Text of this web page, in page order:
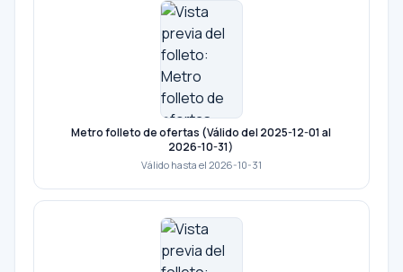
Metro folleto de ofertas (Válido del 2025-12-01 al
2026-10-31)
Válido hasta el 2026-10-31